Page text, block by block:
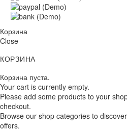
Корзина
Close
КОРЗИНА
Корзина пуста.
Your cart is currently empty.
Please add some products to your
checkout.
Browse our shop categories to
offers.